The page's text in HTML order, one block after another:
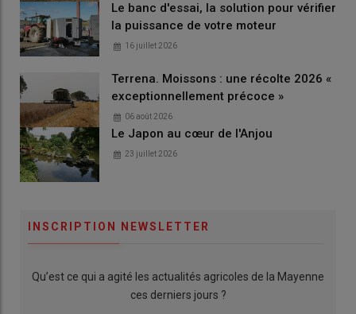
Le banc d'essai, la solution pour vérifier
la puissance de votre moteur
16 juillet 2026
Terrena. Moissons : une récolte 2026 «
exceptionnellement précoce »
06 août 2026
Le Japon au cœur de l'Anjou
23 juillet 2026
INSCRIPTION NEWSLETTER
Qu’est ce qui a agité les actualités agricoles de la Mayenne
ces derniers jours ?